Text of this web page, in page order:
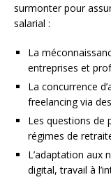
surmonter pour
salarial :
La
entreprises et
La concurrence
freelancing via
Les questions de
régimes de
L’adaptation aux
digital, travail à